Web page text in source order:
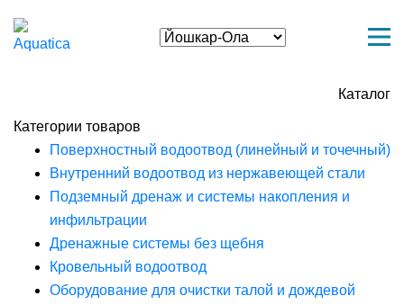
Каталог
Категории товаров
Поверхностный водоотвод (линейный и точечный)
Внутренний водоотвод из нержавеющей стали
Подземный дренаж и системы накопления и
инфильтрации
Дренажные системы без щебня
Кровельный водоотвод
Оборудование для очистки талой и дождевой